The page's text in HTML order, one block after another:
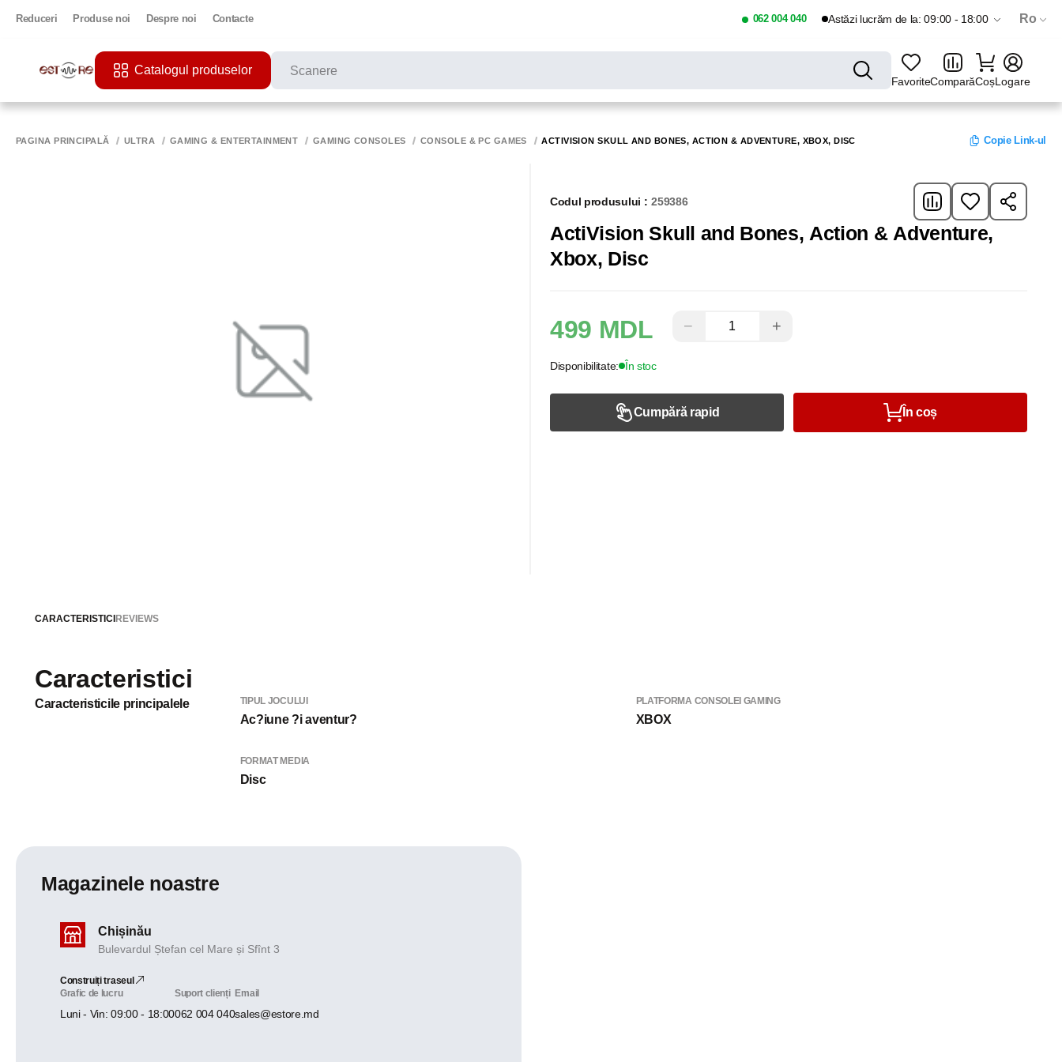
Reduceri Produse noi Despre noi Contacte 062 004 040 Astăzi lucrăm de la: 09:00 - 18:00 Ro
Catalogul produselor
FavoriteComparăCoșLogare
PAGINA PRINCIPALĂ ULTRA GAMING & ENTERTAINMENT GAMING CONSOLES CONSOLE & PC GAMES ACTIVISION SKULL AND BONES, ACTION & ADVENTURE, XBOX, DISC Copie Link-ul
Codul produsului : 259386
ActiVision Skull and Bones, Action & Adventure,
Xbox, Disc
499 MDL − +
Disponibilitate: În stoc
Cumpără rapid În coș
CARACTERISTICI REVIEWS
Caracteristici
Caracteristicile principalele TIPUL JOCULUI
Ac?iune ?i aventur?
PLATFORMA CONSOLEI GAMING
XBOX
FORMAT MEDIA
Disc
Magazinele noastre
Chișinău
Bulevardul Ștefan cel Mare și Sfînt 3
Construiți traseul
Grafic de lucru
Luni - Vin: 09:00 - 18:00
Suport clienți
062 004 040
Email
sales@estore.md